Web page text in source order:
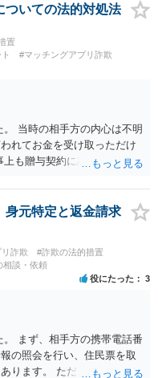
マネーを送信してしまいま
の雰囲気の写真を交換して
と言われたので教えたりと
りとりは、青少年条例違反
未満と知らなくても処罰可
ついての法的対処法
置
#マッチングアプリ詐欺
当時の相手方の内心は不明
れてお金を受け取っただけ
も贈与契約に該当すると思
てください。 ご不安であれ
もしれません。 以上、ご参
身元特定と返金請求
詐欺
#詐欺の法的措置
相談・依頼
役にたった 3
まず、相手方の携帯電話番
の照会を行い、住民票を取
ります。 ただ、他人名義の